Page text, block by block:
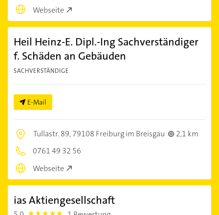
Webseite
Heil Heinz-E. Dipl.-Ing Sachverständiger
f. Schäden an Gebäuden
SACHVERSTÄNDIGE
E-Mail
Tullastr. 89,79108 Freiburg im Breisgau
2,1 km
0761 49 32 56
Webseite
ias Aktiengesellschaft